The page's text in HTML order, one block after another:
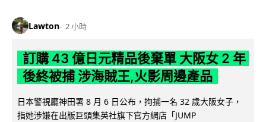
Lawton 2 小時
訂購 43 億日元精品後棄單 大阪女 2 年
後終被捕 涉海賊王,火影周邊產品
日本警視廳神田署 8 月 6 日公布，拘捕一名 32 歲大阪女子，
指她涉嫌在出版巨頭集英社旗下官方網店「JUMP